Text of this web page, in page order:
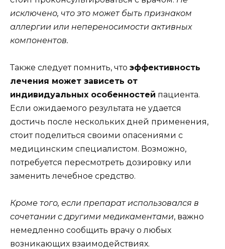
исключено, что это может быть признаком
аллергии или непереносимости активных
компонентов.
Также следует помнить, что эффективность
лечения может зависеть от
индивидуальных особенностей пациента.
Если ожидаемого результата не удается
достичь после нескольких дней применения,
стоит поделиться своими опасениями с
медицинским специалистом. Возможно,
потребуется пересмотреть дозировку или
заменить лечебное средство.
Кроме того, если препарат использовался в
сочетании с другими медикаментами, важно
немедленно сообщить врачу о любых
возникающих взаимодействиях.